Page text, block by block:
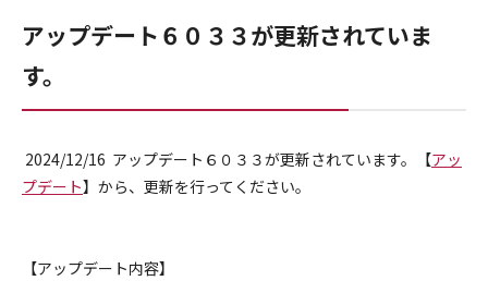
アップデート６０３３が更新されていま
す。
2024/12/16 アップデート６０３３が更新されています。【アッ
プデート】から、更新を行ってください。
【アップデート内容】